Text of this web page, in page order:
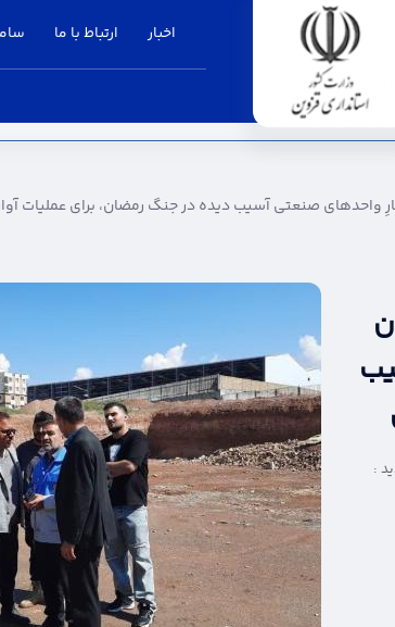
اخبار ارتباط با ما
واحدهای صنعتی آسیب دیده در جنگ
واحدهای صنعتی آسیب دیده در جنگ رمضان، برای عملیات
: